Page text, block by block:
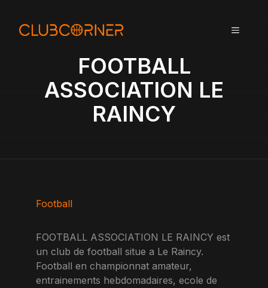
MENU
FOOTBALL
ASSOCIATION LE
RAINCY
Football
FOOTBALL ASSOCIATION LE RAINCY est
un club de football situe a Le Raincy.
Football en championnat amateur,
entrainements hebdomadaires, ecole de